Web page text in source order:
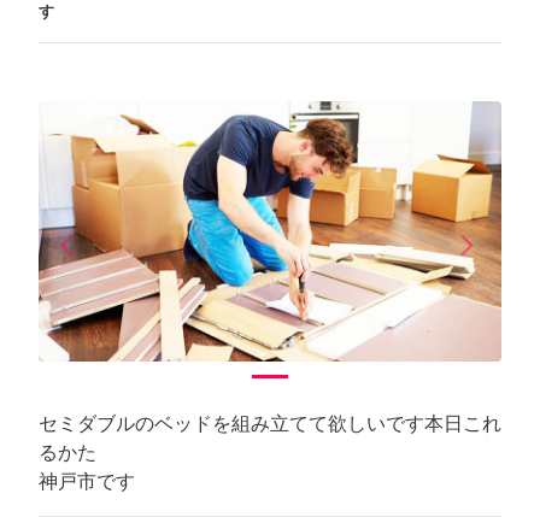
す
arrow_back_iosPrevious arrow_forward_iosNext
セミダブルのベッドを組み立てて欲しいです本日これ
るかた
神戸市です